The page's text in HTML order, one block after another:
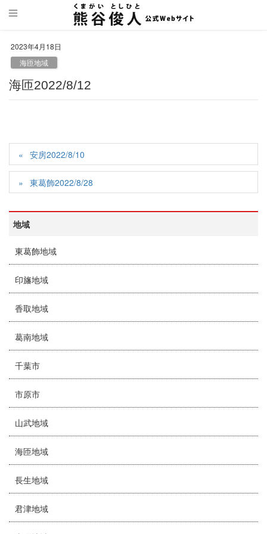
2023年4月18日
海匝地域
海匝2022/8/12
安房2022/8/10
東葛飾2022/8/28
地域
東葛飾地域
印旛地域
香取地域
葛南地域
千葉市
市原市
山武地域
海匝地域
長生地域
君津地域